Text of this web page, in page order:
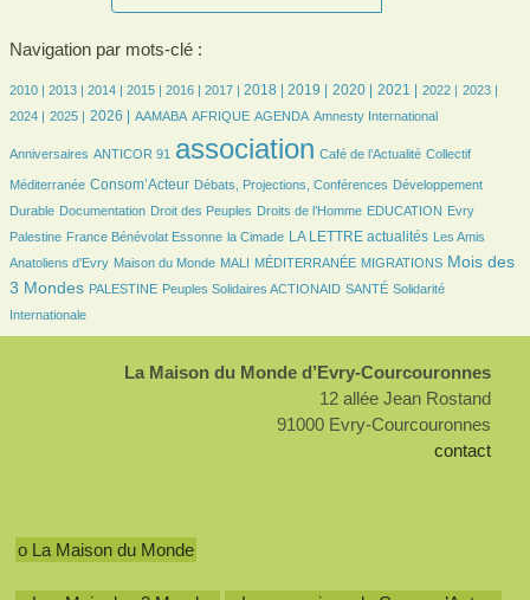
Navigation par mots-clé :
8/3050
2010 |
8/30502013 |
224/3050 2014 |
425/3050 2015 |
514/3050 2016 |
573/3050 2017 |
795/3050 2018 |
817/3050 2019 |
775/3050 2020 |
754/3050 2021 |
602/3050 2022 |
593/3050 2023 |
567/3050
2024 |
555/3050
2025 |
733/3050 2026 |
97/3050 AAMABA
218/3050 AFRIQUE
573/3050 AGENDA
10/3050 Amnesty International
34/3050
Anniversaires ANTICOR 91 association Café de l’Actualité Collectif
Méditerranée
842/3050 Consom’Acteur
173/3050 Débats, Projections, Conférences
191/3050
Développement
Durable
76/3050Documentation
34/3050 Droit des Peuples
188/3050 Droits de l’Homme
48/3050 EDUCATION
9/3050
Evry
Palestine
146/3050France Bénévolat Essonne
24/3050 la Cimade
997/3050 LA LETTRE actualités
37/3050
Les Amis
Anatoliens d’Evry
102/3050 Maison du Monde
28/3050 MALI
11/3050 MÉDITERRANÉE
171/3050 MIGRATIONS
1224/3050
Mois des
3 Mondes
111/3050 PALESTINE
122/3050 Peuples Solidaires ACTIONAID
132/3050 SANTÉ
300/3050
Solidarité
Internationale
La Maison du Monde d’Evry-Courcouronnes
12 allée Jean Rostand
91000 Evry-Courcouronnes
contact
o La Maison du Monde